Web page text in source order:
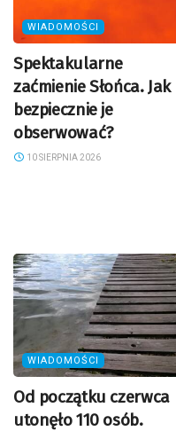
WIADOMOŚCI
Spektakularne
zaćmienie Słońca. Jak
bezpiecznie je
obserwować?
10 SIERPNIA 2026
WIADOMOŚCI
Od początku czerwca
utonęło 110 osób.